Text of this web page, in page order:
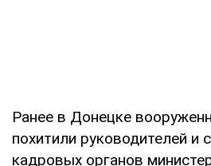
Ранее в Донецке
похитили руководителей и
кадровых органов